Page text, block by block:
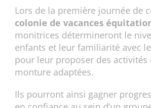
Lors de la première journée de
colonie de vacances
monitrices détermineront le
enfants et leur familiarité avec
pour leur proposer des activités
monture adaptées.
Ils pourront ainsi gagner